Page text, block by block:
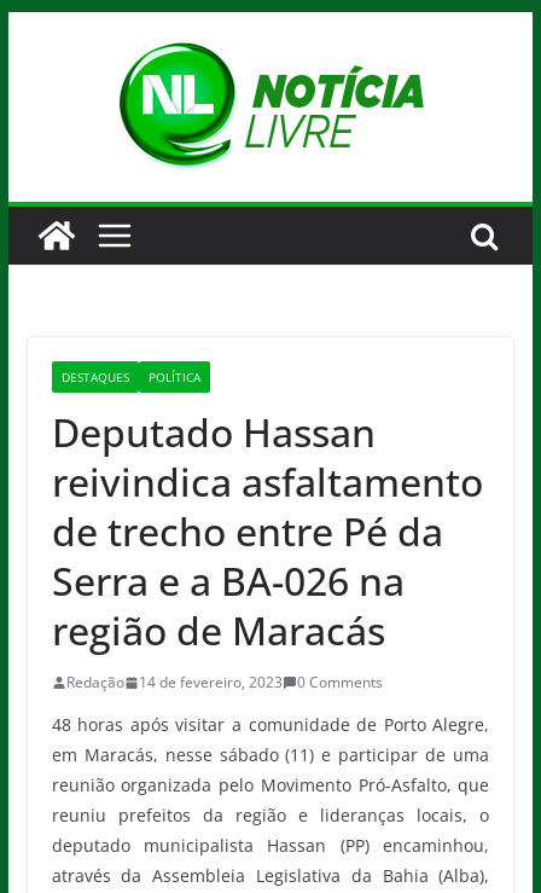
DESTAQUES POLÍTICA
Deputado Hassan
reivindica asfaltamento
de trecho entre Pé da
Serra e a BA-026 na
região de Maracás
Redação 14 de fevereiro, 2023 0 Comments
48 horas após visitar a comunidade de Porto Alegre,
em Maracás, nesse sábado (11) e participar de uma
reunião organizada pelo Movimento Pró-Asfalto, que
reuniu prefeitos da região e lideranças locais, o
deputado municipalista Hassan (PP) encaminhou,
através da Assembleia Legislativa da Bahia (Alba),